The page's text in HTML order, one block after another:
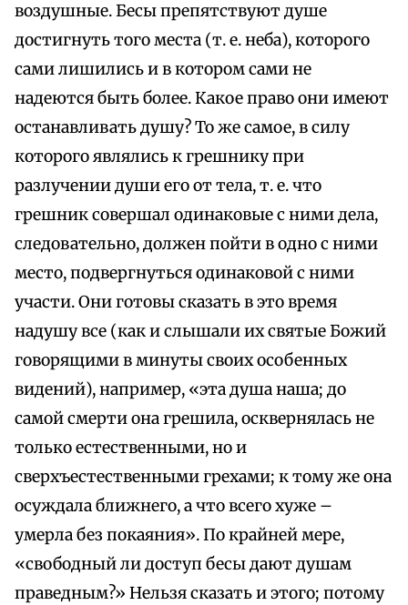
воздушные. Бесы препятствуют душе
достигнуть того места (т. е. неба), которого
сами лишились и в котором сами не
надеются быть более. Какое право они имеют
останавливать душу? То же самое, в силу
которого являлись к грешнику при
разлучении души его от тела, т. е. что
грешник совершал одинаковые с ними дела,
следовательно, должен пойти в одно с ними
место, подвергнуться одинаковой с ними
участи. Они готовы сказать в это время
надушу все (как и слышали их святые Божий
говорящими в минуты своих особенных
видений), например, «эта душа наша; до
самой смерти она грешила, осквернялась не
только естественными, но и
сверхъестественными грехами; к тому же она
осуждала ближнего, а что всего хуже –
умерла без покаяния». По крайней мере,
«свободный ли доступ бесы дают душам
праведным?» Нельзя сказать и этого; потому